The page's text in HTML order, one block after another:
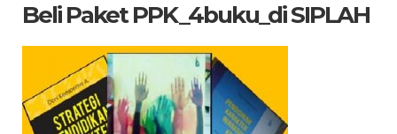
Beli Paket PPK_4buku_di SIPLAH